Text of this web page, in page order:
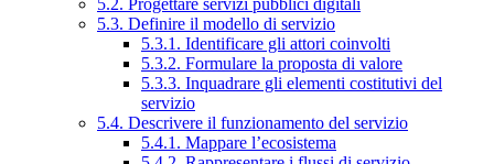
5.3. Definire il modello di servizio
5.3.1. Identificare gli attori coinvolti
5.3.2. Formulare la proposta di valore
5.3.3. Inquadrare gli elementi costitutivi del
servizio
5.4. Descrivere il funzionamento del servizio
5.4.1. Mappare l’ecosistema